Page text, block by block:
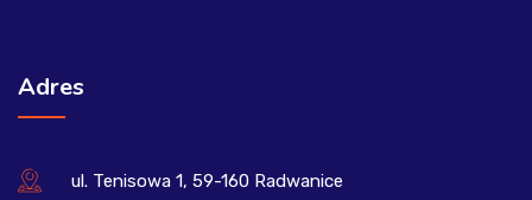
Adres
ul. Tenisowa 1, 59-160 Radwanice